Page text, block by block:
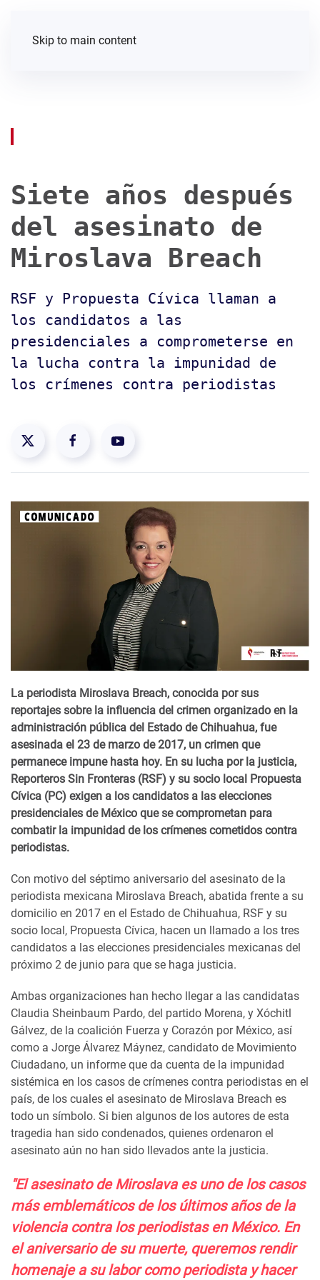
Skip to main content
Siete años después
del asesinato de
Miroslava Breach
RSF y Propuesta Cívica llaman a
los candidatos a las
presidenciales a comprometerse en
la lucha contra la impunidad de
los crímenes contra periodistas
La periodista Miroslava Breach, conocida por sus
reportajes sobre la influencia del crimen organizado en la
administración pública del Estado de Chihuahua, fue
asesinada el 23 de marzo de 2017, un crimen que
permanece impune hasta hoy. En su lucha por la justicia,
Reporteros Sin Fronteras (RSF) y su socio local Propuesta
Cívica (PC) exigen a los candidatos a las elecciones
presidenciales de México que se comprometan para
combatir la impunidad de los crímenes cometidos contra
periodistas.
Con motivo del séptimo aniversario del asesinato de la
periodista mexicana Miroslava Breach, abatida frente a su
domicilio en 2017 en el Estado de Chihuahua, RSF y su
socio local, Propuesta Cívica, hacen un llamado a los tres
candidatos a las elecciones presidenciales mexicanas del
próximo 2 de junio para que se haga justicia.
Ambas organizaciones han hecho llegar a las candidatas
Claudia Sheinbaum Pardo, del partido Morena, y Xóchitl
Gálvez, de la coalición Fuerza y Corazón por México, así
como a Jorge Álvarez Máynez, candidato de Movimiento
Ciudadano, un informe que da cuenta de la impunidad
sistémica en los casos de crímenes contra periodistas en el
país, de los cuales el asesinato de Miroslava Breach es
todo un símbolo. Si bien algunos de los autores de esta
tragedia han sido condenados, quienes ordenaron el
asesinato aún no han sido llevados ante la justicia.
"El asesinato de Miroslava es uno de los casos
más emblemáticos de los últimos años de la
violencia contra los periodistas en México. En
el aniversario de su muerte, queremos rendir
homenaje a su labor como periodista y hacer